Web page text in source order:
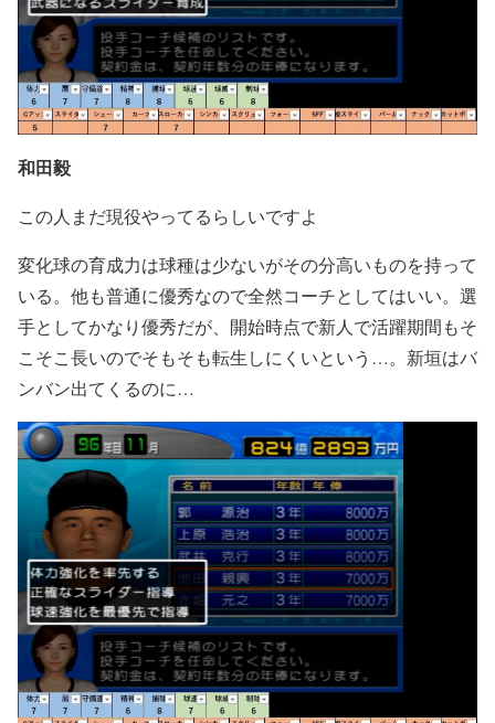
和田毅
この人まだ現役やってるらしいですよ
変化球の育成力は球種は少ないがその分高いものを持って
いる。他も普通に優秀なので全然コーチとしてはいい。選
手としてかなり優秀だが、開始時点で新人で活躍期間もそ
こそこ長いのでそもそも転生しにくいという…。新垣はバ
ンバン出てくるのに…